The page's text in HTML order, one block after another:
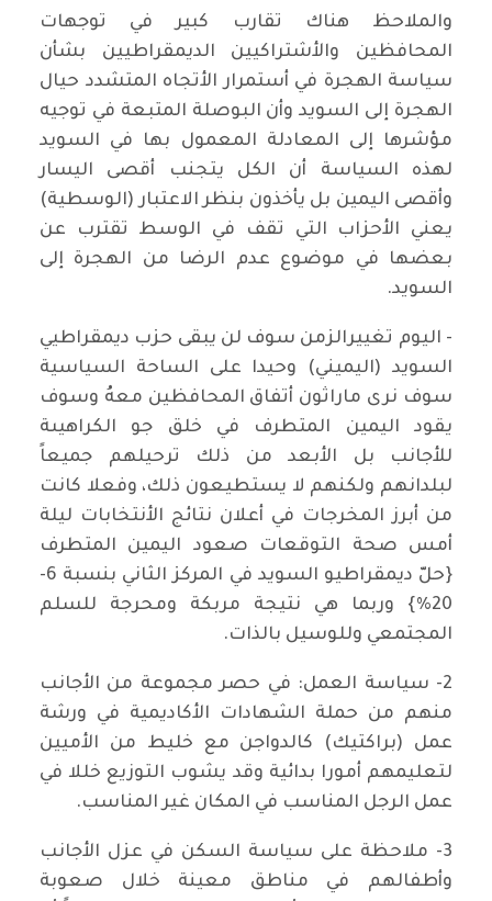
والملاحظ هناك تقارب كبير في توجهات
المحافظين والأشتراكيين الديمقراطيين بشأن
سياسة الهجرة في أستمرار الأتجاه المتشدد حيال
الهجرة إلى السويد وأن البوصلة المتبعة في توجيه
مؤشرها إلى المعادلة المعمول بها في السويد
لهذه السياسة أن الكل يتجنب أقصى اليسار
وأقصى اليمين بل يأخذون بنظر الاعتبار (الوسطية)
يعني الأحزاب التي تقف في الوسط تقترب عن
بعضها في موضوع عدم الرضا من الهجرة إلى
السويد.
- اليوم تغييرالزمن سوف لن يبقى حزب ديمقراطيي
السويد (اليميني) وحيدا على الساحة السياسية
سوف نرى ماراثون أتفاق المحافظين معهُ وسوف
يقود اليمين المتطرف في خلق جو الكراهيىة
للأجانب بل الأبعد من ذلك ترحيلهم جميعاً
لبلدانهم ولكنهم لا يستطيعون ذلك، وفعلا كانت
من أبرز المخرجات في أعلان نتائج الأنتخابات ليلة
أمس صحة التوقعات صعود اليمين المتطرف
{حلّ ديمقراطيو السويد في المركز الثاني بنسبة 6-
20%} وربما هي نتيجة مربكة ومحرجة للسلم
المجتمعي وللوسيل بالذات.
2- سياسة العمل: في حصر مجموعة من الأجانب
منهم من حملة الشهادات الأكاديمية في ورشة
عمل (براكتيك) كالدواجن مع خليط من الأميين
لتعليمهم أمورا بدائية وقد يشوب التوزيع خللا في
عمل الرجل المناسب في المكان غير المناسب.
3- ملاحظة على سياسة السكن في عزل الأجانب
وأطفالهم في مناطق معينة خلال صعوبة